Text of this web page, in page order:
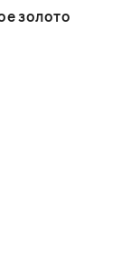
золото